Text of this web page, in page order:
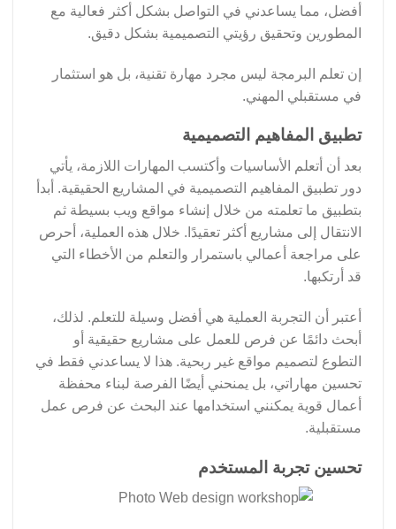
أفضل، مما يساعدني في التواصل بشكل أكثر فعالية مع
المطورين وتحقيق رؤيتي التصميمية بشكل دقيق.
إن تعلم البرمجة ليس مجرد مهارة تقنية، بل هو استثمار
في مستقبلي المهني.
تطبيق المفاهيم التصميمية
بعد أن أتعلم الأساسيات وأكتسب المهارات اللازمة، يأتي
دور تطبيق المفاهيم التصميمية في المشاريع الحقيقية. أبدأ
بتطبيق ما تعلمته من خلال إنشاء مواقع ويب بسيطة ثم
الانتقال إلى مشاريع أكثر تعقيدًا. خلال هذه العملية، أحرص
على مراجعة أعمالي باستمرار والتعلم من الأخطاء التي
قد أرتكبها.
أعتبر أن التجربة العملية هي أفضل وسيلة للتعلم. لذلك،
أبحث دائمًا عن فرص للعمل على مشاريع حقيقية أو
التطوع لتصميم مواقع غير ربحية. هذا لا يساعدني فقط في
تحسين مهاراتي، بل يمنحني أيضًا الفرصة لبناء محفظة
أعمال قوية يمكنني استخدامها عند البحث عن فرص عمل
مستقبلية.
تحسين تجربة المستخدم